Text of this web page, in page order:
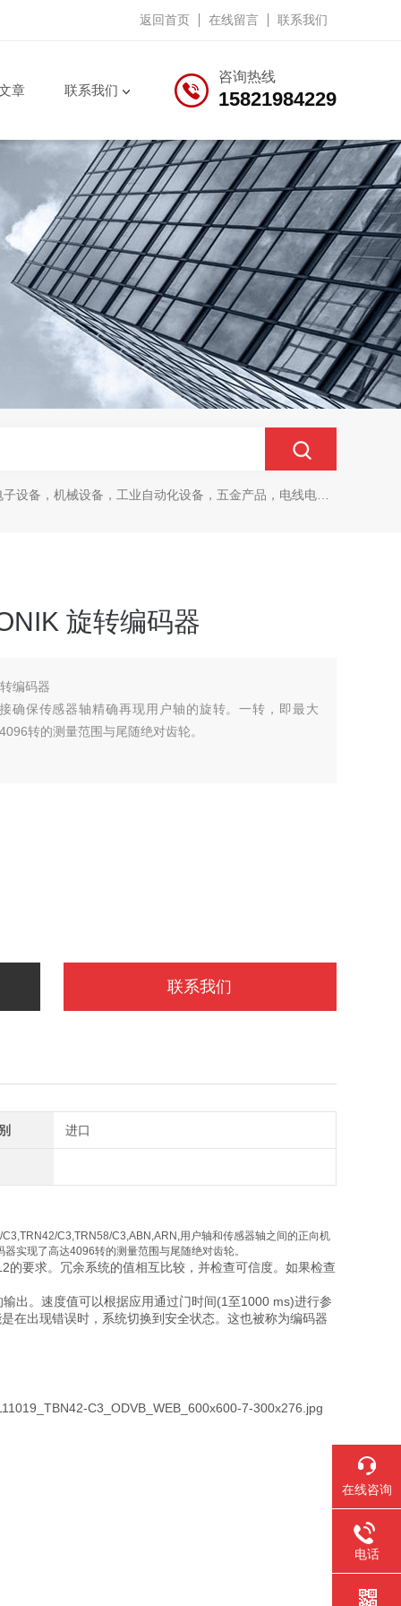
返回首页 在线留言 联系我们
咨询热线
15821984229
章 联系我们
备，机械设备，工业自动化设备，五金产品，电线电缆，金属材料，电子
旋转编码器
编码器
确保传感器轴精确再现用户轴的旋转。一转，即最大
转的测量范围与尾随绝对齿轮。
联系我们
进口
C3,TRN58/C3,ABN,ARN,用户轴和传感器轴之间的正向机
实现了高达4096转的测量范围与尾随绝对齿轮。
要求。冗余系统的值相互比较，并检查可信度。如果检查
出。速度值可以根据应用通过门时间(1至1000 ms)进行参
在出现错误时，系统切换到安全状态。这也被称为编码器
在线咨询
电话